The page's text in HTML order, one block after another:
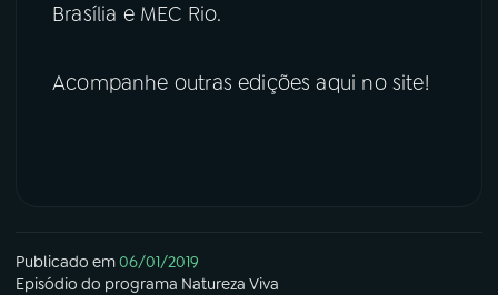
Brasília e MEC Rio.
Acompanhe outras edições aqui no site!
Publicado em06/01/2019
Episódio do programa Natureza Viva